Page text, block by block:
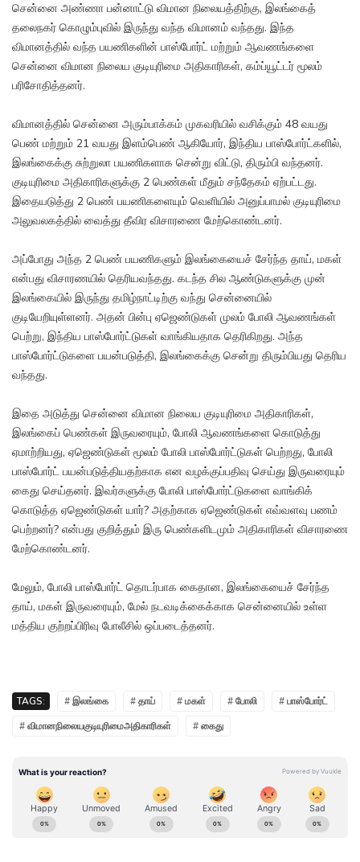
சென்னை அண்ணா பன்னாட்டு விமான நிலையத்திற்கு, இலங்கைத்
தலைநகர் கொழும்புவில் இருந்து வந்த விமானம் வந்தது. இந்த
விமானத்தில் வந்த பயணிகளின் பாஸ்போர்ட் மற்றும் ஆவணங்களை
சென்னை விமான நிலைய குடியுரிமை அதிகாரிகள், கம்ப்யூட்டர் மூலம்
பரிசோதித்தனர்.
விமானத்தில் சென்னை அரும்பாக்கம் முகவரியில் வசிக்கும் 48 வயது
பெண் மற்றும் 21 வயது இளம்பெண் ஆகியோர், இந்திய பாஸ்போர்ட்களில்,
இலங்கைக்கு சுற்றுலா பயணிகளாக சென்று விட்டு, திரும்பி வந்தனர்.
குடியுரிமை அதிகாரிகளுக்கு 2 பெண்கள் மீதும் சந்தேகம் ஏற்பட்டது.
இதையடுத்து 2 பெண் பயணிகளையும் வெளியில் அனுப்பாமல் குடியுரிமை
அலுவலகத்தில் வைத்து தீவிர விசாரணை மேற்கொண்டனர்.
அப்போது அந்த 2 பெண் பயணிகளும் இலங்கையைச் சேர்ந்த தாய், மகள்
என்பது விசாரணயில் தெரியவந்தது. கடந்த சில ஆண்டுகளுக்கு முன்
இலங்கையில் இருந்து தமிழ்நாட்டிற்கு வந்து சென்னையில்
குடியேறியுள்ளனர். அதன் பின்பு ஏஜெண்டுகள் முலம் போலி ஆவணங்கள்
பெற்று, இந்திய பாஸ்போர்ட்டுகள் வாங்கியதாக தெரிகிறது. அந்த
பாஸ்போர்ட்டுகளை பயன்படுத்தி, இலங்கைக்கு சென்று திரும்பியது தெரிய
வந்தது.
இதை அடுத்து சென்னை விமான நிலைய குடியுரிமை அதிகாரிகள்,
இலங்கைப் பெண்கள் இருவரையும், போலி ஆவணங்களை கொடுத்து
ஏமாற்றியது, ஏஜெண்டுகள் மூலம் போலி பாஸ்போர்ட்டுகள் பெற்றது, போலி
பாஸ்போர்ட் பயன்படுத்தியதற்காக என வழக்குப்பதிவு செய்து இருவரையும்
கைது செய்தனர். இவர்களுக்கு போலி பாஸ்போர்ட்டுகளை வாங்கிக்
கொடுத்த ஏஜெண்டுகள் யார்? அதற்காக ஏஜெண்டுகள் எவ்வளவு பணம்
பெற்றனர்? என்பது குறித்தும் இரு பெண்களிடமும் அதிகாரிகள் விசாரணை
மேற்கொண்டனர்.
மேலும், போலி பாஸ்போர்ட் தொடர்பாக கைதான, இலங்கையைச் சேர்ந்த
தாய், மகள் இருவரையும், மேல் நடவடிக்கைக்காக சென்னையில் உள்ள
மத்திய குற்றப்பிரிவு போலீசில் ஒப்படைத்தனர்.
TAGS: # இலங்கை # தாய் # மகள் # போலி
# பாஸ்போர்ட்
# விமானநிலையகுடியுரிமைஅதிகாரிகள்
# கைது